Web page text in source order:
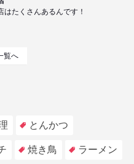
たくさんあるんです！
覧へ
とんかつ
焼き鳥 ラーメン